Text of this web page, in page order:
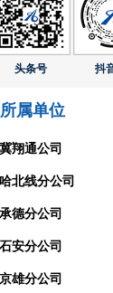
头条号 抖
所属单位
冀翔通公司
北线分公司
承德分公司
石安分公司
京雄分公司